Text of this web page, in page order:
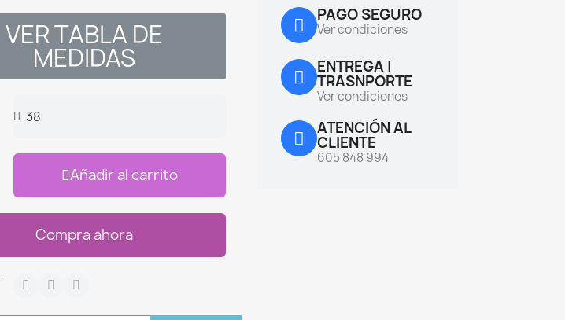
VER TABLA DE
MEDIDAS
Añadir al carrito
Compra ahora
PAGO SEGURO
Ver condiciones
ENTREGA |
TRASNPORTE
Ver condiciones
ATENCIÓN AL
CLIENTE
605 848 994